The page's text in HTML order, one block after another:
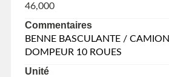
46,000
Commentaires
BENNE BASCULANTE / CAMION
DOMPEUR 10 ROUES
Unité